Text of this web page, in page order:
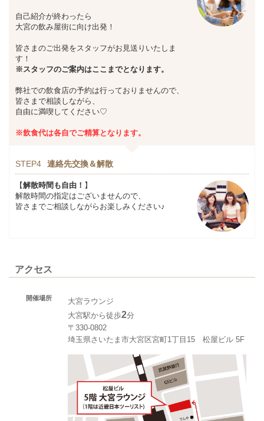
自己紹介が終わったら
大宮の飲み屋街に向け出発！
皆さまのご出発をスタッフがお見送りいたしま
す！
※スタッフのご案内はここまでとなります。
弊社での飲食店の予約は行っておりませんので、
皆さまで相談しながら、
自由に満喫してください♡
※飲食代は各自でご精算となります。
STEP4 連絡先交換＆解散
【解散時間も自由！ 】
解散時間の指定はございませんので、
皆さまでご相談しながらお楽しみください♪
アクセス
開催場所
大宮ラウンジ
大宮駅から徒歩2分
〒330-0802
埼玉県さいたま市大宮区宮町1丁目15 松屋ビル 5F